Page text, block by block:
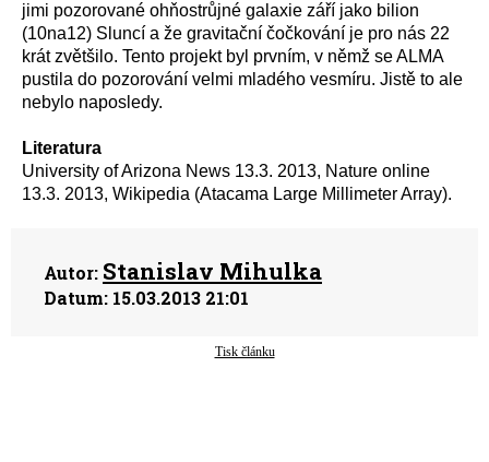
jimi pozorované ohňostrůjné galaxie září jako bilion
(10na12) Sluncí a že gravitační čočkování je pro nás 22
krát zvětšilo. Tento projekt byl prvním, v němž se ALMA
pustila do pozorování velmi mladého vesmíru. Jistě to ale
nebylo naposledy.
Literatura
University of Arizona News 13.3. 2013, Nature online
13.3. 2013, Wikipedia (Atacama Large Millimeter Array).
Autor: Stanislav Mihulka
Datum: 15.03.2013 21:01
Tisk článku